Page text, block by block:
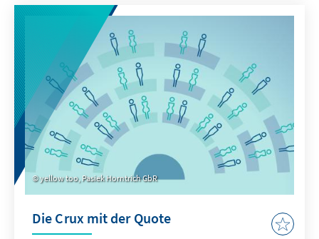
yellow too, Pasiek Horntrich GbR
Die Crux mit der Quote